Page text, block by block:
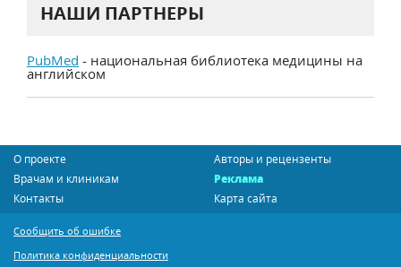
НАШИ ПАРТНЕРЫ
PubMed - национальная библиотека медицины на
английском
О проекте
Авторы и рецензенты
Врачам и клиникам
Реклама
Контакты
Карта сайта
Сообщить об ошибке
Политика конфиденциальности